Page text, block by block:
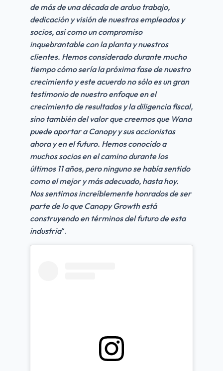
de más de una década de arduo trabajo,
dedicación y visión de nuestros empleados y
socios, así como un compromiso
inquebrantable con la planta y nuestros
clientes. Hemos considerado durante mucho
tiempo cómo sería la próxima fase de nuestro
crecimiento y este acuerdo no sólo es un gran
testimonio de nuestro enfoque en el
crecimiento de resultados y la diligencia fiscal,
sino también del valor que creemos que Wana
puede aportar a Canopy y sus accionistas
ahora y en el futuro. Hemos conocido a
muchos socios en el camino durante los
últimos 11 años, pero ninguno se había sentido
como el mejor y más adecuado, hasta hoy.
Nos sentimos increíblemente honrados de ser
parte de lo que Canopy Growth está
construyendo en términos del futuro de esta
industria“.